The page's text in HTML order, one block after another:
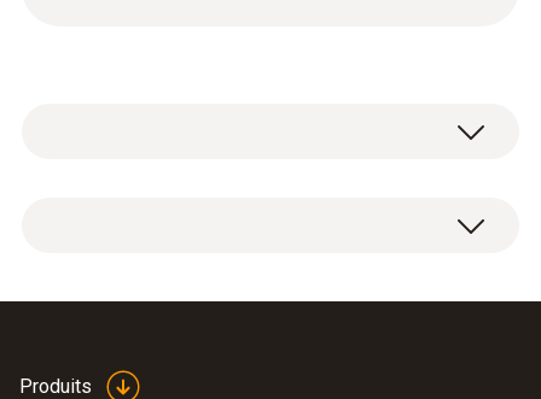
Capuchon de compteur monotube, connexion
Produits